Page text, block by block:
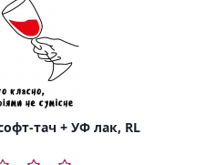
тач + УФ лак, RL